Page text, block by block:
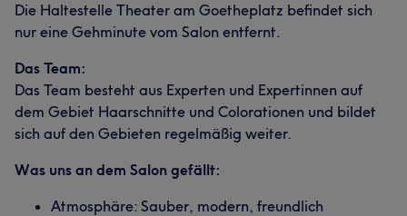
Die Haltestelle Theater am Goetheplatz befindet sich
nur eine Gehminute vom Salon entfernt.
Das Team:
Das Team besteht aus Experten und Expertinnen auf
dem Gebiet Haarschnitte und Colorationen und bildet
sich auf den Gebieten regelmäßig weiter.
Was uns an dem Salon gefällt:
Atmosphäre: Sauber, modern, freundlich